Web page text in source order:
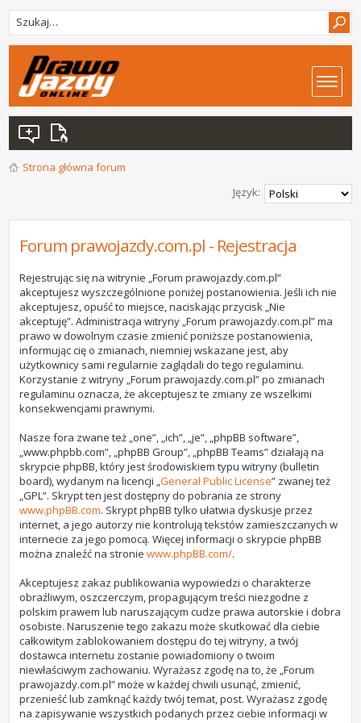
Strona główna forum
Język:
Forum prawojazdy.com.pl - Rejestracja
Rejestrując się na witrynie „Forum prawojazdy.com.pl”
akceptujesz wyszczególnione poniżej postanowienia. Jeśli ich nie
akceptujesz, opuść to miejsce, naciskając przycisk „Nie
akceptuję”. Administracja witryny „Forum prawojazdy.com.pl” ma
prawo w dowolnym czasie zmienić poniższe postanowienia,
informując cię o zmianach, niemniej wskazane jest, aby
użytkownicy sami regularnie zaglądali do tego regulaminu.
Korzystanie z witryny „Forum prawojazdy.com.pl” po zmianach
regulaminu oznacza, że akceptujesz te zmiany ze wszelkimi
konsekwencjami prawnymi.
Nasze fora zwane też „one”, „ich”, „je”, „phpBB software”,
„www.phpbb.com”, „phpBB Group”, „phpBB Teams” działają na
skrypcie phpBB, który jest środowiskiem typu witryny (bulletin
board), wydanym na licencji „General Public License” zwanej też
„GPL”. Skrypt ten jest dostępny do pobrania ze strony
www.phpBB.com. Skrypt phpBB tylko ułatwia dyskusje przez
internet, a jego autorzy nie kontrolują tekstów zamieszczanych w
internecie za jego pomocą. Więcej informacji o skrypcie phpBB
można znaleźć na stroniewww.phpBB.com/.
Akceptujesz zakaz publikowania wypowiedzi o charakterze
obraźliwym, oszczerczym, propagującym treści niezgodne z
polskim prawem lub naruszającym cudze prawa autorskie i dobra
osobiste. Naruszenie tego zakazu może skutkować dla ciebie
całkowitym zablokowaniem dostępu do tej witryny, a twój
dostawca internetu zostanie powiadomiony o twoim
niewłaściwym zachowaniu. Wyrażasz zgodę na to, że „Forum
prawojazdy.com.pl” może w każdej chwili usunąć, zmienić,
przenieść lub zamknąć każdy twój temat, post. Wyrażasz zgodę
na zapisywanie wszystkich podanych przez ciebie informacji w